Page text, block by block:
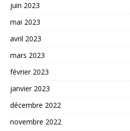
juin 2023
mai 2023
avril 2023
mars 2023
février 2023
janvier 2023
décembre 2022
novembre 2022